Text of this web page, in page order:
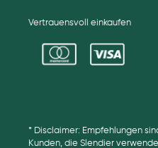
Vertrauensvoll einkaufen
* Disclaimer: Empfehlungen
Kunden, die Slendier